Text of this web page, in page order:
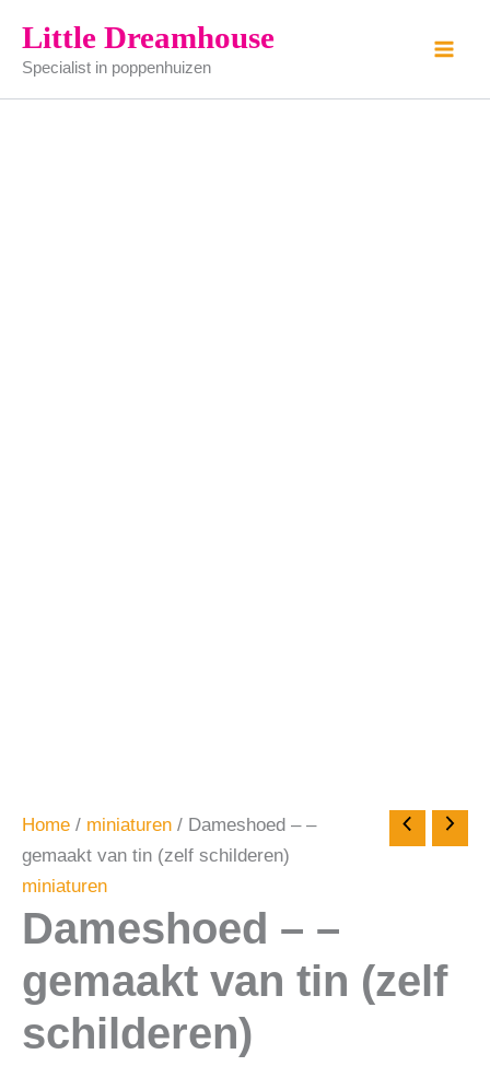
naar
inhoud
Little Dreamhouse
Specialist in poppenhuizen
Home / miniaturen / Dameshoed – –
gemaakt van tin (zelf schilderen)
miniaturen
Dameshoed – –
gemaakt van tin (zelf
schilderen)
-
-
gemaakt
van